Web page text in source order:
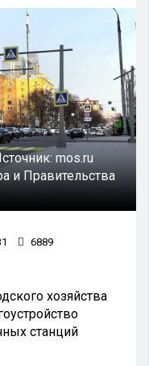
mos.ru
и Правительства
6889
хозяйства
станций